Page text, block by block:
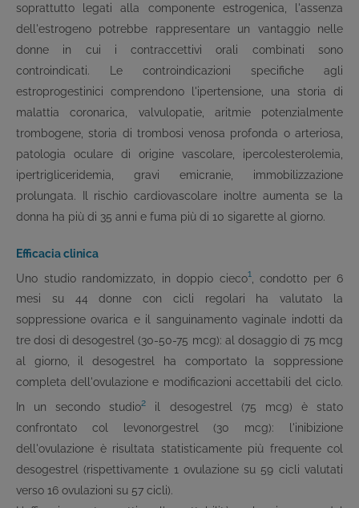
soprattutto legati alla componente estrogenica, l'assenza
dell'estrogeno potrebbe rappresentare un vantaggio nelle
donne in cui i contraccettivi orali combinati sono
controindicati. Le controindicazioni specifiche agli
estroprogestinici comprendono l'ipertensione, una storia di
malattia coronarica, valvulopatie, aritmie potenzialmente
trombogene, storia di trombosi venosa profonda o arteriosa,
patologia oculare di origine vascolare, ipercolesterolemia,
ipertrigliceridemia, gravi emicranie, immobilizzazione
prolungata. Il rischio cardiovascolare inoltre aumenta se la
donna ha più di 35 anni e fuma più di 10 sigarette al giorno.
Efficacia clinica
Uno studio randomizzato, in doppio cieco1, condotto per 6
mesi su 44 donne con cicli regolari ha valutato la
soppressione ovarica e il sanguinamento vaginale indotti da
tre dosi di desogestrel (30-50-75 mcg): al dosaggio di 75 mcg
al giorno, il desogestrel ha comportato la soppressione
completa dell'ovulazione e modificazioni accettabili del ciclo.
In un secondo studio2 il desogestrel (75 mcg) è stato
confrontato col levonorgestrel (30 mcg): l'inibizione
dell'ovulazione è risultata statisticamente più frequente col
desogestrel (rispettivamente 1 ovulazione su 59 cicli valutati
verso 16 ovulazioni su 57 cicli).